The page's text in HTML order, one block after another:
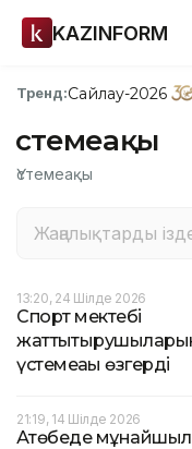
KAZINFORM
Тренд:Сайлау-2026
Үстемеақы
Үстемеақы
13:20, 24 Шілде 2026
Спорт мектебі
үстемеақы өзгерді
21:19, 14 Шілде 2026
Ақтөбеде